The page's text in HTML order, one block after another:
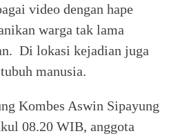
video dengan hape
warga tak lama
Di lokasi kejadian juga
manusia.
Kombes Aswin Sipayung
08.20 WIB, anggota